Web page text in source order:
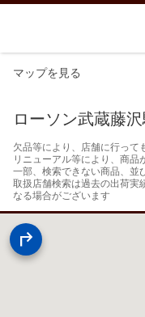
マップを見る
ローソン武蔵藤
欠品等により、店舗に行って
リニューアル等により、商品
一部、検索できない商品、並
取扱店舗検索は過去の出荷実
なる場合がございます